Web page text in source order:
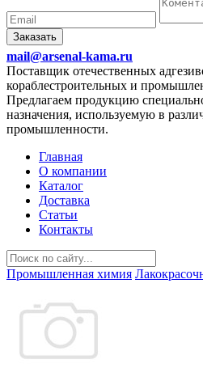
Заказать
mail@arsenal-kama.ru
Поставщик отечественных
кораблестроительных и
Предлагаем продукцию
назначения, используемую в
промышленности.
Главная
О компании
Каталог
Доставка
Статьи
Контакты
Промышленная химия